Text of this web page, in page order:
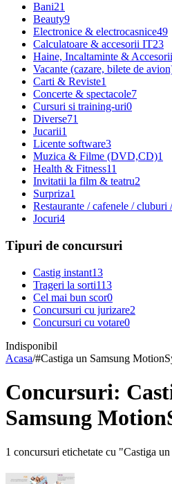
Bani21
Beauty9
Electronice & electrocasnice49
Calculatoare & accesorii IT23
Haine, Incaltaminte & Accesorii
Vacante (cazare, bilete de
Carti & Reviste1
Concerte & spectacole7
Cursuri si training-uri0
Diverse71
Jucarii1
Licente software3
Muzica & Filme (DVD,CD)1
Health & Fitness11
Invitatii la film & teatru2
Surpriza1
Restaurante / cafenele / cluburi
Jocuri4
Tipuri de concursuri
Castig instant13
Trageri la sorti113
Cel mai bun scor0
Concursuri cu jurizare2
Concursuri cu votare0
Indisponibil
Acasa/#Castiga un Samsung
Concursuri:
Samsung
1 concursuri etichetate cu "Castiga